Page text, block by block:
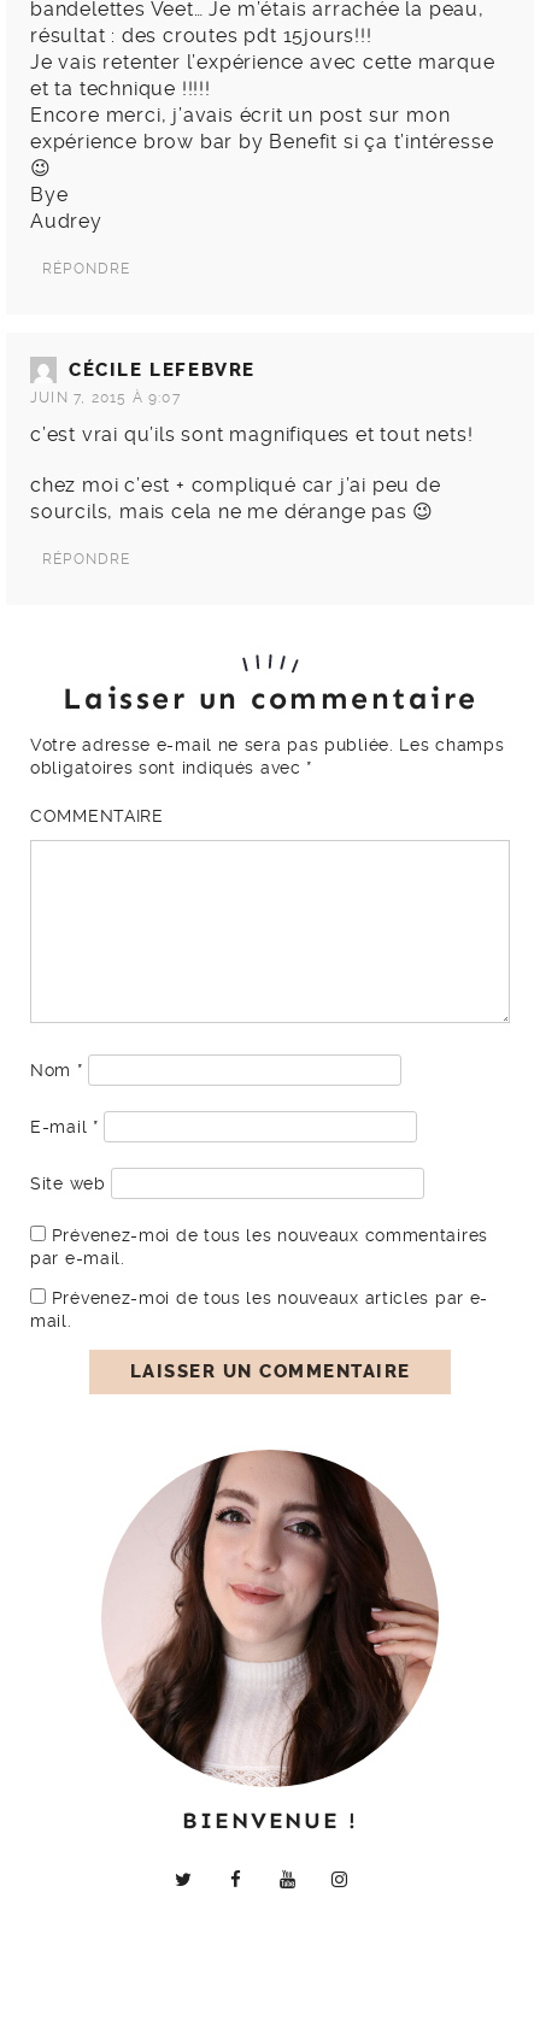
bandelettes Veet… Je m’étais arrachée la peau,
résultat : des croutes pdt 15jours!!!
Je vais retenter l’expérience avec cette marque
et ta technique !!!!!
Encore merci, j’avais écrit un post sur mon
expérience brow bar by Benefit si ça t’intéresse
😉
Bye
Audrey
RÉPONDRE
CÉCILE LEFEBVRE
JUIN 7, 2015 À 9:07
c’est vrai qu’ils sont magnifiques et tout nets!
chez moi c’est + compliqué car j’ai peu de
sourcils, mais cela ne me dérange pas 😉
RÉPONDRE
Laisser un commentaire
Votre adresse e-mail ne sera pas publiée.
Les champs
obligatoires sont indiqués avec *
COMMENTAIRE
Nom *
E-mail *
Site web
Prévenez-moi de tous les nouveaux commentaires
par e-mail.
Prévenez-moi de tous les nouveaux articles par e-
mail.
BIENVENUE !